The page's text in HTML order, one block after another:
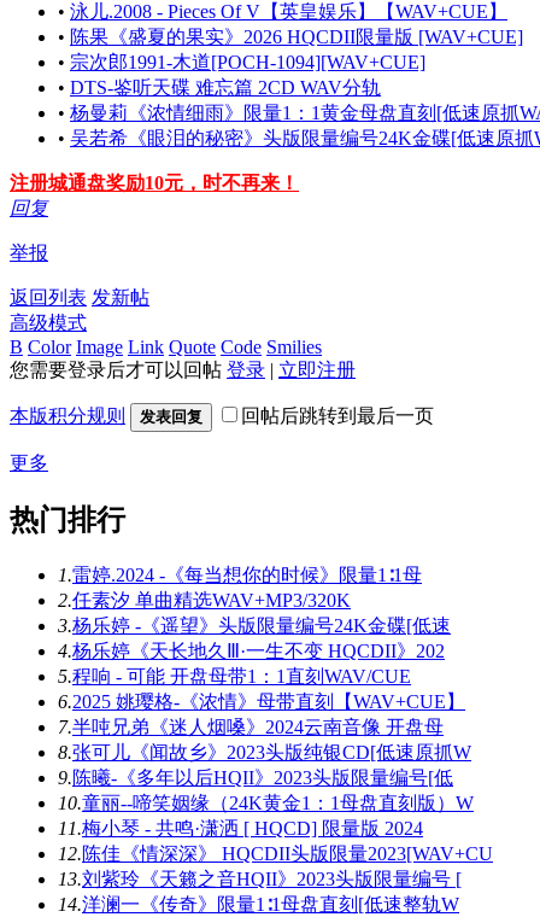
• 泳儿.2008 - Pieces Of V【英皇娱乐】【WAV+CUE】
• 陈果《盛夏的果实》2026 HQCDII限量版 [WAV+CUE]
• 宗次郎1991-木道[POCH-1094][WAV+CUE]
• DTS-鉴听天碟 难忘篇 2CD WAV分轨
• 杨曼莉《浓情细雨》限量1：1黄金母盘直刻[低速原抓
• 吴若希《眼泪的秘密》头版限量编号24K金碟[低速原抓
注册城通盘奖励10元，时不再来！
回复
举报
返回列表 发新帖
高级模式
B Color Image Link Quote Code Smilies
您需要登录后才可以回帖 登录 | 立即注册
本版积分规则 发表回复 回帖后跳转到最后一页
更多
热门排行
1.雷婷.2024 -《每当想你的时候》限量1∶1母
2.任素汐 单曲精选WAV+MP3/320K
3.杨乐婷 -《遥望》头版限量编号24K金碟[低速
4.杨乐婷《天长地久Ⅲ·一生不变 HQCDII》202
5.程响 - 可能 开盘母带1：1直刻WAV/CUE
6.2025 姚璎格-《浓情》母带直刻【WAV+CUE】
7.半吨兄弟《迷人烟嗓》2024云南音像 开盘母
8.张可儿《闻故乡》2023头版纯银CD[低速原抓W
9.陈曦-《多年以后HQII》2023头版限量编号[低
10.童丽--啼笑姻缘（24K黄金1：1母盘直刻版）W
11.梅小琴 - 共鸣·潇洒 [ HQCD] 限量版 2024
12.陈佳《情深深》 HQCDII头版限量2023[WAV+CU
13.刘紫玲《天籁之音HQII》2023头版限量编号 [
14.洋澜一《传奇》限量1∶1母盘直刻[低速整轨W